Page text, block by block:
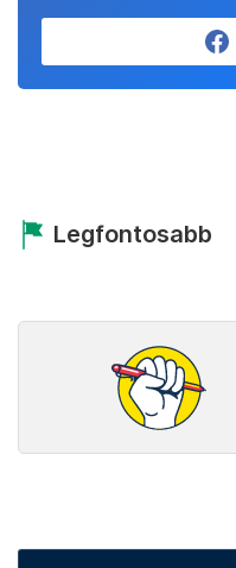
Legfontosabb